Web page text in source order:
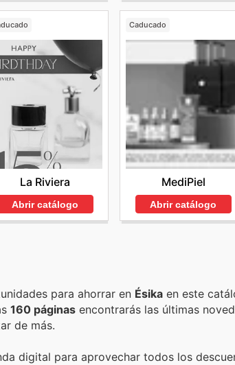
La Riviera
Abrir catálogo
Caducado
MediPiel
Abrir catálogo
Encuentra las mejores promociones, descuentos y oportunidades para ahorrar en Ésika en este
160 páginas encontrarás las últimas
de más.
digital para aprovechar todos los